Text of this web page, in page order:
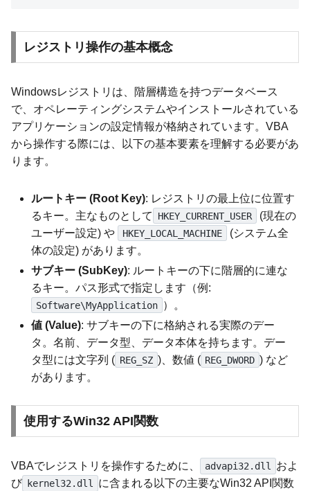
レジストリ操作の基本概念
Windowsレジストリは、階層構造を持つデータベース
で、オペレーティングシステムやインストールされている
アプリケーションの設定情報が格納されています。VBA
から操作する際には、以下の基本要素を理解する必要があ
ります。
ルートキー (Root Key): レジストリの最上位に位置す
るキー。主なものとして
HKEY_CURRENT_USER
(現在の
ユーザー設定) や
HKEY_LOCAL_MACHINE
(システム全
体の設定) があります。
サブキー (SubKey): ルートキーの下に階層的に連な
るキー。パス形式で指定します（例:
Software\MyApplication ）。
値 (Value): サブキーの下に格納される実際のデー
タ。名前、データ型、データ本体を持ちます。デー
タ型には文字列 ( REG_SZ )、数値 ( REG_DWORD ) など
があります。
使用するWin32 API関数
VBAでレジストリを操作するために、 advapi32.dll
およ
び
kernel32.dll に含まれる以下の主要なWin32 API関数